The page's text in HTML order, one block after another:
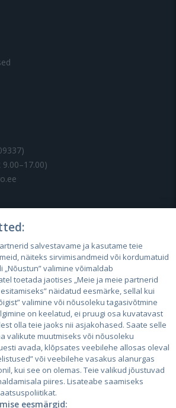
9.00–17.00)
salvestavame ja kasutame teie
näiteks sirvimisandmeid või kordumatuid
„Nõustun” valimine võimaldab
toetada jaotises „Meie ja meie partnerid
näidatud eesmärke, sellal kui
valimine või nõusoleku tagasivõtmine
on keelatud, ei pruugi osa kuvatavast
olla teie jaoks nii asjakohased. Saate selle
valikute muutmiseks või nõusoleku
avada, klõpsates veebilehe allosas oleval
või veebilehe vasakus alanurgas
kui see on olemas. Teie valikud jõustuvad
piires. Lisateabe saamiseks
eesmärgid: